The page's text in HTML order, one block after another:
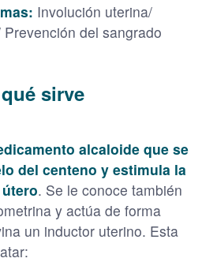
Involución uterina/
del sangrado
sirve
alcaloide que se
del centeno y estimula la
. Se le conoce también
y actúa de forma
un inductor uterino. Esta